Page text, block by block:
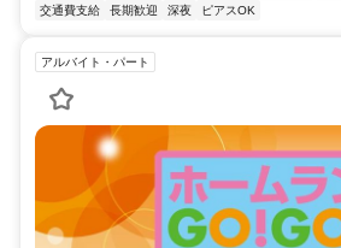
交通費支給
長期歓迎 深夜 ピアスOK
アルバイト・パート